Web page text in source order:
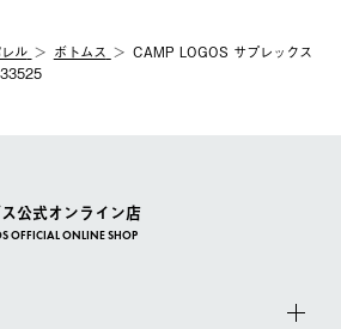
ル ボトムス
CAMP LOGOS サプレックス
公式オンライン店
OFFICIAL ONLINE SHOP